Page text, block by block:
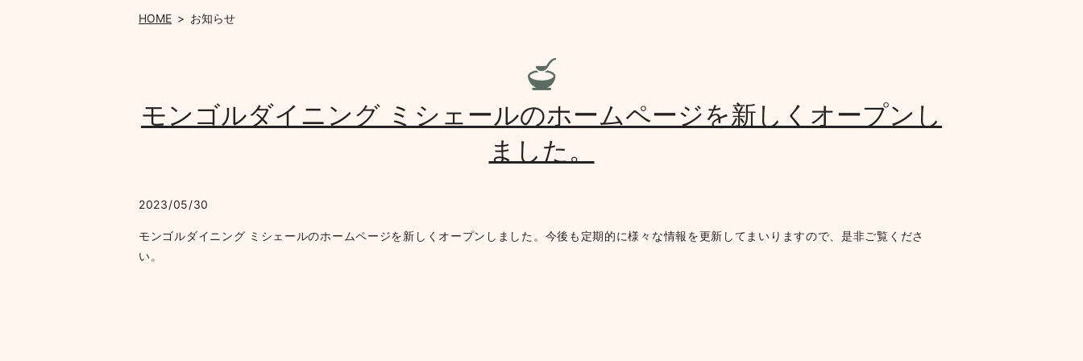
HOME お知らせ
モンゴルダイニング ミシェールのホームページを新しくオープンし
ました。
2023/05/30
モンゴルダイニング ミシェールのホームページを新しくオープンしました。今後も定期的に様々な情報を更新してまいりますので、是非ご覧くださ
い。